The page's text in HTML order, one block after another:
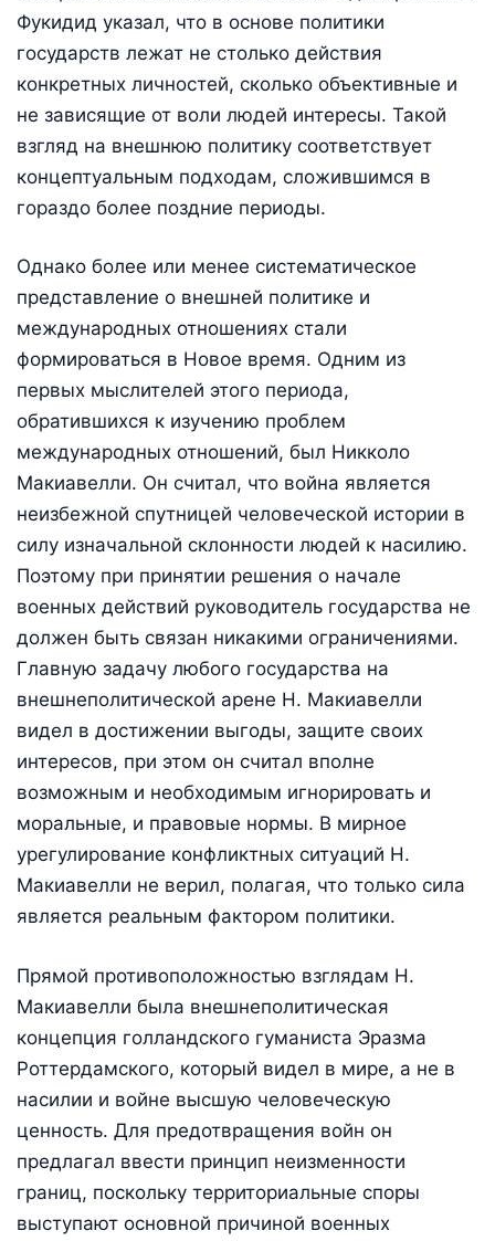
Фукидид указал, что в основе политики
государств лежат не столько действия
конкретных личностей, сколько объективные и
не зависящие от воли людей интересы. Такой
взгляд на внешнюю политику соответствует
концептуальным подходам, сложившимся в
гораздо более поздние периоды.
Однако более или менее систематическое
представление о внешней политике и
международных отношениях стали
формироваться в Новое время. Одним из
первых мыслителей этого периода,
обратившихся к изучению проблем
международных отношений, был Никколо
Макиавелли. Он считал, что война является
неизбежной спутницей человеческой истории в
силу изначальной склонности людей к насилию.
Поэтому при принятии решения о начале
военных действий руководитель государства не
должен быть связан никакими ограничениями.
Главную задачу любого государства на
внешнеполитической арене Н. Макиавелли
видел в достижении выгоды, защите своих
интересов, при этом он считал вполне
возможным и необходимым игнорировать и
моральные, и правовые нормы. В мирное
урегулирование конфликтных ситуаций Н.
Макиавелли не верил, полагая, что только сила
является реальным фактором политики.
Прямой противоположностью взглядам Н.
Макиавелли была внешнеполитическая
концепция голландского гуманиста Эразма
Роттердамского, который видел в мире, а не в
насилии и войне высшую человеческую
ценность. Для предотвращения войн он
предлагал ввести принцип неизменности
границ, поскольку территориальные споры
выступают основной причиной военных